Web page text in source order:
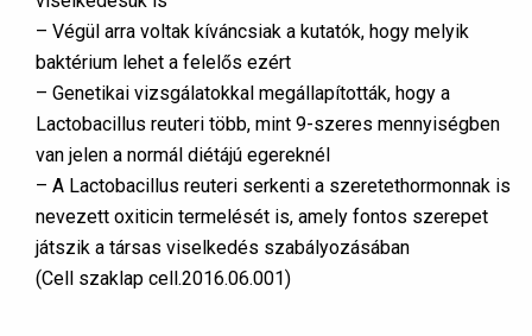
– Végül arra voltak kíváncsiak a kutatók, hogy melyik
baktérium lehet a felelős ezért
– Genetikai vizsgálatokkal megállapították, hogy a
Lactobacillus reuteri több, mint 9-szeres mennyiségben
van jelen a normál diétájú egereknél
– A Lactobacillus reuteri serkenti a szeretethormonnak is
nevezett oxiticin termelését is, amely fontos szerepet
játszik a társas viselkedés szabályozásában
(Cell szaklap cell.2016.06.001)